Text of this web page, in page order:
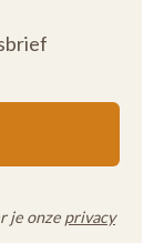
je onze privacy